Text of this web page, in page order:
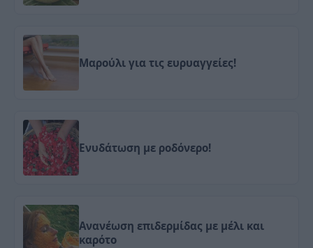
Μαρούλι για τις ευρυαγγείες!
Ενυδάτωση με ροδόνερο!
Ανανέωση επιδερμίδας με μέλι και
καρότο